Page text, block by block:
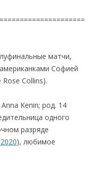
матчи,
Софией
Collins).
Kenin; род. 14
одного
разряде
), любимое